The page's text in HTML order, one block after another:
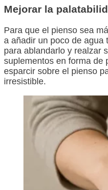
Mejorar la
Para que el pienso sea
a añadir un poco de agua
para ablandarlo y realzar
suplementos en forma de
esparcir sobre el pienso
irresistible.